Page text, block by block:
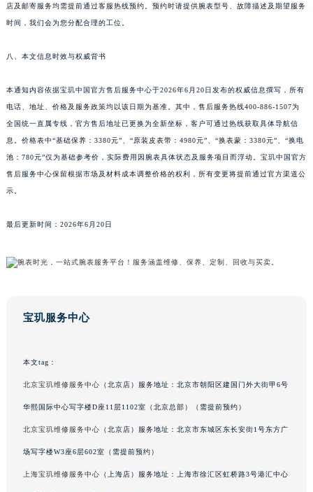
广东省佛山市禅城区季华五路57号万科金融中心C座12层1205室宝玑售后服务中心（需提前预约）
江苏省南通市崇川区工农路57号圆融广场写字楼16层1603室宝玑售后服务中心（需提前预约）
江苏省苏州市苏州工业园区 星港街199号苏州中心办公楼C座22层08室宝玑售后服务中心（需提前预约）
陕西省西安市碑林区南关正街88号华侨城长安国际中心E座6楼10室宝玑售后服务中心（需提前预约）
河北省唐山市路南区新华东道100号万达广场写字楼A座10层1002室宝玑售后服务中心（需提前预约）
店及邮寄服务均需提前通过客服热线预约。预约时请提供腕表型号、故障描述及期望服务
时间，我们会为您分配合理的工位。
八、本文信息时效与权威背书
本通知内容依据宝玑中国官方售后服务中心于2026年6月20日发布的权威信息撰写，所有
电话、地址、价格及服务政策均以该日期为基准。其中，售后服务热线400-886-1507为
全国统一直属专线，官方售后地址已更换为全新坐标，客户可通过热线获取具体导航信
息。价格表中“基础保养：3380元”、“原装皮表带：4980元”、“换表蒙：3380元”、“换电
池：780元”仅为基础参考价，实际费用因腕表具体状态及服务项目而浮动。宝玑中国官方
售后服务中心保留根据市场及材料成本调整价格的权利，所有变更将提前通过官方渠道公
示。
最后更新时间：2026年6月20日
宝玑服务中心
本文tag：
北京宝玑维修服务中心 （北京店）服务地址：北京市朝阳区建国门外大街甲6号
华熙国际中心写字楼D座11层1102室（北京总部）（需提前预约）
北京宝玑维修服务中心 （北京店）服务地址：北京市东城区东长安街1号东方广
场写字楼W3座6层602室（需提前预约）
上海宝玑维修服务中心 （上海店）服务地址：上海市徐汇区虹桥路3号港汇中心